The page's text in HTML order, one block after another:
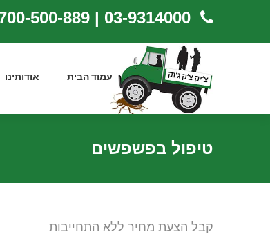
עמוד הבית אודותינו
טיפול בפשפשים
קבל הצעת מחיר ללא התחייבות